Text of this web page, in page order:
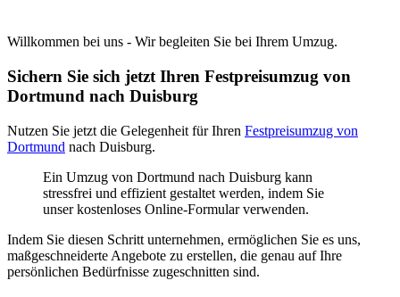
Willkommen bei uns - Wir begleiten Sie bei Ihrem Umzug.
Sichern Sie sich jetzt Ihren Festpreisumzug von
Dortmund nach Duisburg
Nutzen Sie jetzt die Gelegenheit für Ihren Festpreisumzug von
Dortmund nach Duisburg.
Ein Umzug von Dortmund nach Duisburg kann
stressfrei und effizient gestaltet werden, indem Sie
unser kostenloses Online-Formular verwenden.
Indem Sie diesen Schritt unternehmen, ermöglichen Sie es uns,
maßgeschneiderte Angebote zu erstellen, die genau auf Ihre
persönlichen Bedürfnisse zugeschnitten sind.